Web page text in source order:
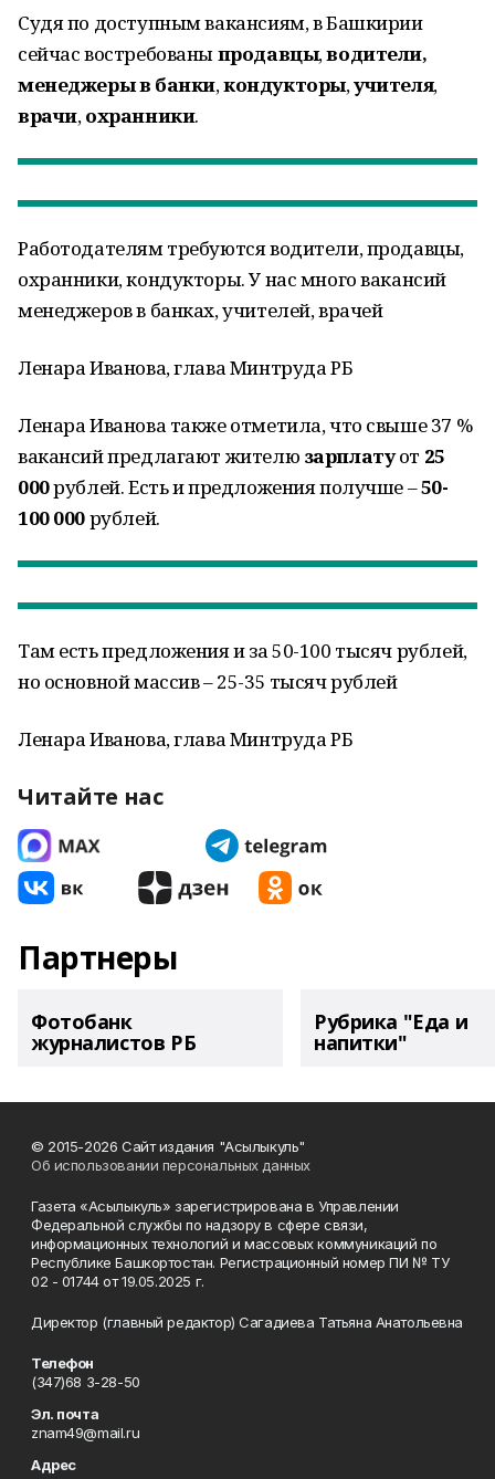
Судя по доступным вакансиям, в Башкирии
сейчас востребованыпродавцы,водители,
менеджеры в банки,кондукторы,учителя,
врачи,охранники.
Работодателям требуются водители, продавцы,
охранники, кондукторы. У нас много вакансий
менеджеров в банках, учителей, врачей
Ленара Иванова, глава Минтруда РБ
Ленара Иванова также отметила, что свыше 37 %
вакансий предлагают жителю зарплатуот 25
000рублей. Есть и предложения получше –50-
100 000рублей.
Там есть предложения и за 50-100 тысяч рублей,
но основной массив – 25-35 тысяч рублей
Ленара Иванова, глава Минтруда РБ
Читайте нас
Партнеры
Фотобанк
журналистов РБ
Рубрика "Еда и
напитки"
© 2015-2026 Сайт издания "Асылыкуль"
Об использовании персональных данных
Газета «Асылыкуль» зарегистрирована в Управлении
Федеральной службы по надзору в сфере связи,
информационных технологий и массовых коммуникаций по
Республике Башкортостан. Регистрационный номер ПИ № ТУ
02 - 01744 от 19.05.2025 г.
Директор (главный редактор) Сагадиева Татьяна Анатольевна
Телефон
(347)68 3-28-50
Эл. почта
znam49@mail.ru
Адрес